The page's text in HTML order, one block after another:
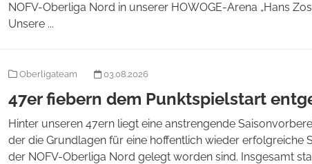
NOFV-Oberliga Nord in unserer HOWOGE-Arena „Hans
Unsere ...
Oberligateam 03.08.2026
47er fiebern dem Punktspielstart
Hinter unseren 47ern liegt eine anstrengende
der die Grundlagen für eine hoffentlich wieder erfolgreiche
der NOFV-Oberliga Nord gelegt worden sind. Insgesamt